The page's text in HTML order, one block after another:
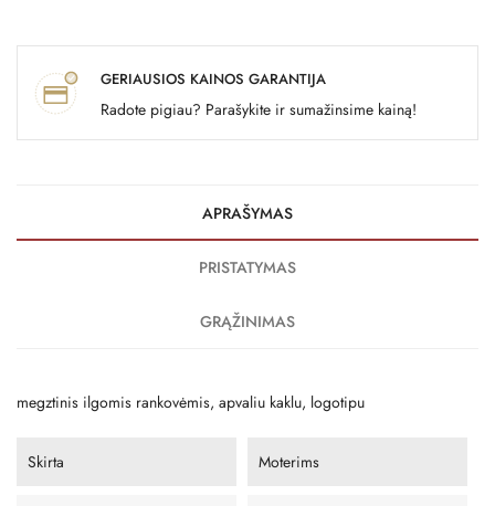
GERIAUSIOS KAINOS GARANTIJA
Radote pigiau? Parašykite ir sumažinsime kainą!
APRAŠYMAS
PRISTATYMAS
GRĄŽINIMAS
megztinis ilgomis rankovėmis, apvaliu kaklu, logotipu
Skirta Moterims